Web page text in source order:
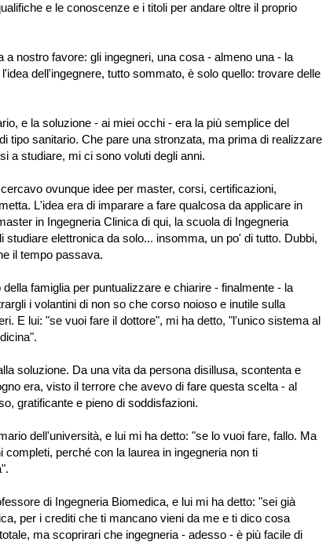
e le conoscenze e i titoli per andare oltre il proprio
nostro favore: gli ingegneri, una cosa - almeno una - la
dell'ingegnere, tutto sommato, è solo quello: trovare delle
e la soluzione - ai miei occhi - era la più semplice del
tipo sanitario. Che pare una stronzata, ma prima di realizzare
a studiare, mi ci sono voluti degli anni.
ovunque idee per master, corsi, certificazioni,
L'idea era di imparare a fare qualcosa da applicare in
in Ingegneria Clinica di qui, la scuola di Ingegneria
studiare elettronica da solo... insomma, un po' di tutto. Dubbi,
il tempo passava.
famiglia per puntualizzare e chiarire - finalmente - la
i volantini di non so che corso noioso e inutile sulla
E lui: "se vuoi fare il dottore", mi ha detto, "l'unico sistema al
soluzione. Da una vita da persona disillusa, scontenta e
era, visto il terrore che avevo di fare questa scelta - al
gratificante e pieno di soddisfazioni.
dell'università, e lui mi ha detto: "se lo vuoi fare, fallo. Ma
completi, perché con la laurea in ingegneria non ti
di Ingegneria Biomedica, e lui mi ha detto: "sei già
per i crediti che ti mancano vieni da me e ti dico cosa
ma scoprirari che ingegneria - adesso - è più facile di